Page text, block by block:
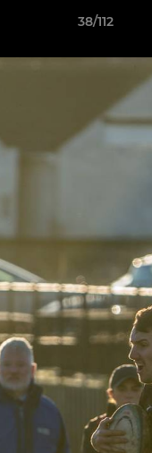
38/112